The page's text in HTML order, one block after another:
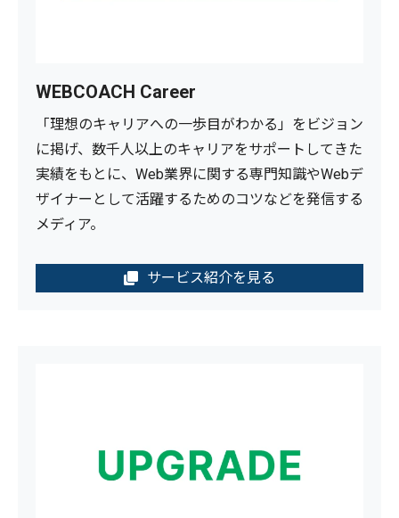
WEBCOACH Career
「理想のキャリアへの一歩目がわかる」をビジョン
に掲げ、数千人以上のキャリアをサポートしてきた
実績をもとに、Web業界に関する専門知識やWebデ
ザイナーとして活躍するためのコツなどを発信する
メディア。
サービス紹介を見る